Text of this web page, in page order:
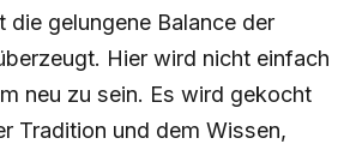
die gelungene Balance der
Hier wird nicht einfach
neu zu sein. Es wird gekocht
Tradition und dem Wissen,